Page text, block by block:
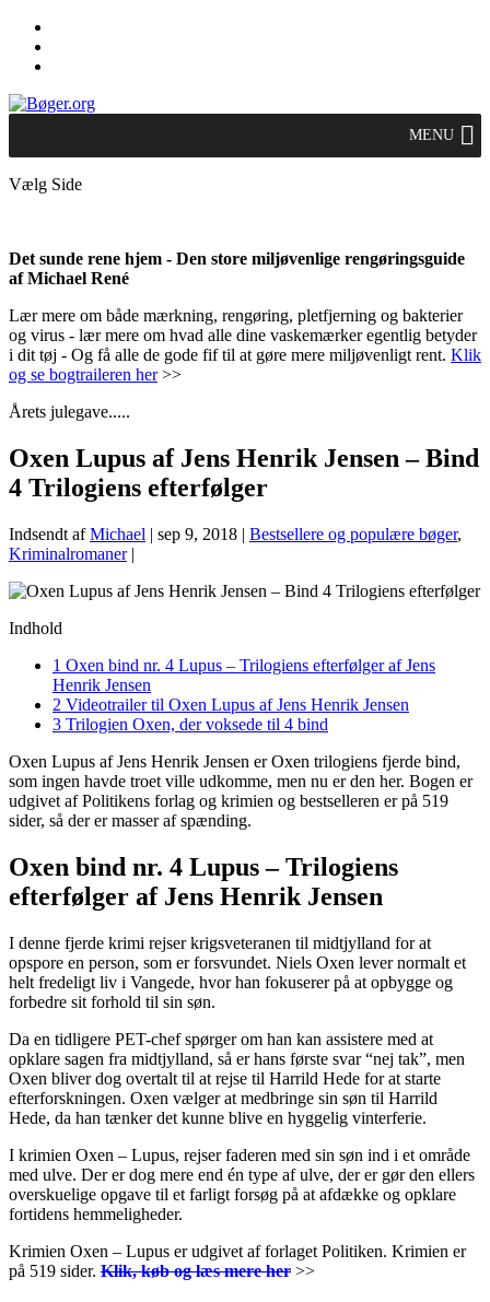
MENU
Vælg Side
Det sunde rene hjem - Den store miljøvenlige rengøringsguide
af Michael René
Lær mere om både mærkning, rengøring, pletfjerning og bakterier
og virus - lær mere om hvad alle dine vaskemærker egentlig betyder
i dit tøj - Og få alle de gode fif til at gøre mere miljøvenligt rent. Klik
og se bogtraileren her>>
Årets julegave.....
Oxen Lupus af Jens Henrik Jensen – Bind
4 Trilogiens efterfølger
Indsendt afMichael | sep 9, 2018 | Bestsellere og populære bøger,
Kriminalromaner|
Indhold
1 Oxen bind nr. 4 Lupus – Trilogiens efterfølger af Jens
Henrik Jensen
2 Videotrailer til Oxen Lupus af Jens Henrik Jensen
3 Trilogien Oxen, der voksede til 4 bind
Oxen Lupus af Jens Henrik Jensen er Oxen trilogiens fjerde bind,
som ingen havde troet ville udkomme, men nu er den her. Bogen er
udgivet af Politikens forlag og krimien og bestselleren er på 519
sider, så der er masser af spænding.
Oxen bind nr. 4 Lupus – Trilogiens
efterfølger af Jens Henrik Jensen
I denne fjerde krimi rejser krigsveteranen til midtjylland for at
opspore en person, som er forsvundet. Niels Oxen lever normalt et
helt fredeligt liv i Vangede, hvor han fokuserer på at opbygge og
forbedre sit forhold til sin søn.
Da en tidligere PET-chef spørger om han kan assistere med at
opklare sagen fra midtjylland, så er hans første svar “nej tak”, men
Oxen bliver dog overtalt til at rejse til Harrild Hede for at starte
efterforskningen. Oxen vælger at medbringe sin søn til Harrild
Hede, da han tænker det kunne blive en hyggelig vinterferie.
I krimien Oxen – Lupus, rejser faderen med sin søn ind i et område
med ulve. Der er dog mere end én type af ulve, der er gør den ellers
overskuelige opgave til et farligt forsøg på at afdække og opklare
fortidens hemmeligheder.
Krimien Oxen – Lupus er udgivet af forlaget Politiken. Krimien er
på 519 sider. Klik, køb og læs mere her >>